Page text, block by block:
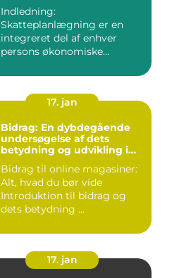
Indledning:
Skatteplanlægning er en
integreret del af enhver
persons økonomiske
17. jan
Bidrag: En dybdegående
undersøgelse af dets
betydning og udvikling i
Bidrag til online magasiner:
Alt, hvad du bør vide
Introduktion til bidrag og
dets betydning ...
17. jan